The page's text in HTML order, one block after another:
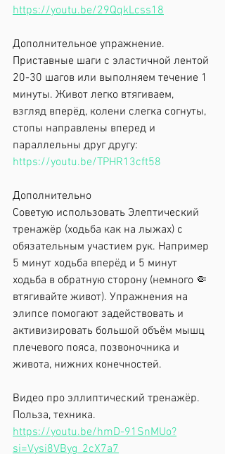
https://youtu.be/29QqkLcss18
Дополнительное упражнение.
Приставные шаги с эластичной лентой
20-30 шагов или выполняем течение 1
минуты. Живот легко втягиваем,
взгляд вперёд, колени слегка согнуты,
стопы направлены вперед и
параллельны друг другу:
https://youtu.be/TPHR13cft58
Дополнительно
Советую использовать Элептический
тренажёр (ходьба как на лыжах) с
обязательным участием рук. Например
5 минут ходьба вперёд и 5 минут
ходьба в обратную сторону (немного 🤏
втягивайте живот). Упражнения на
элипсе помогают задействовать и
активизировать большой объём мышц
плечевого пояса, позвоночника и
живота, нижних конечностей.
Видео про эллиптический тренажёр.
Польза, техника.
https://youtu.be/hmD-91SnMUo?
si=Vysi8VByg_2cX7a7